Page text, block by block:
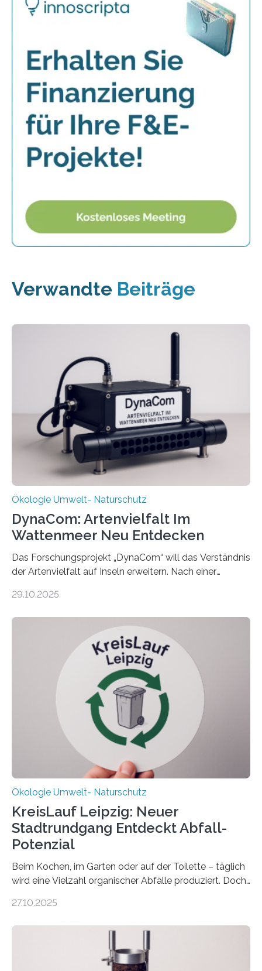
Verwandte Beiträge
Ökologie Umwelt- Naturschutz
DynaCom: Artenvielfalt Im
Wattenmeer Neu Entdecken
Das Forschungsprojekt „DynaCom“ will das Verständnis
der Artenvielfalt auf Inseln erweitern. Nach einer
Beobachtungen im Wattenmeer ist nun eine große
Oldenburg befassen sich insbesondere damit, wie ein
Ökosystem gedeiht – und wie sich dieser Prozess
verlässlich prognostizieren lässt. Grünes Licht für
„DynaCom“: Die Deutsche Forschungsgemeinschaft
(DFG) fördert das Anfang 2019 gestartete
Forschungsprojekt an der Universität Oldenburg für
zwei weitere Jahre mit rund 1,2 Millionen Euro. „Wir
freuen uns sehr über…
29.10.2025
Ökologie Umwelt- Naturschutz
KreisLauf Leipzig: Neuer
Stadtrundgang Entdeckt Abfall-
Potenzial
Beim Kochen, im Garten oder auf der Toilette – täglich
wird eine Vielzahl organischer Abfälle produziert. Doch
Potenzial nur dann entfalten können, wenn sie in
Veränderung der Wirtschaft wichtig ist, zeigt der vom
Deutschen Biomasseforschungszentrum und der
27.10.2025